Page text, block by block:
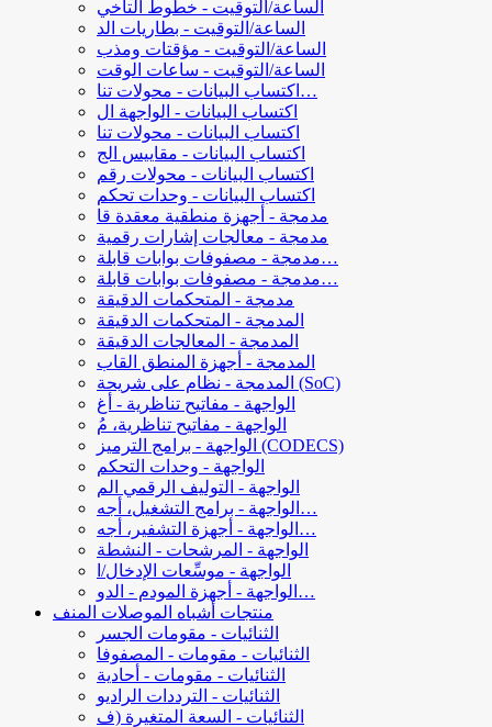
الساعة/التوقيت - خطوط التأخي
الساعة/التوقيت - بطاريات الد
الساعة/التوقيت - مؤقتات ومذب
الساعة/التوقيت - ساعات الوقت
اكتساب البيانات - محولات تنا…
اكتساب البيانات - الواجهة ال
اكتساب البيانات - محولات تنا
اكتساب البيانات - مقاييس الج
اكتساب البيانات - محولات رقم
اكتساب البيانات - وحدات تحكم
مدمجة - أجهزة منطقية معقدة قا
مدمجة - معالجات إشارات رقمية
مدمجة - مصفوفات بوابات قابلة…
مدمجة - مصفوفات بوابات قابلة…
مدمجة - المتحكمات الدقيقة
المدمجة - المتحكمات الدقيقة
المدمجة - المعالجات الدقيقة
المدمجة - أجهزة المنطق القاب
المدمجة - نظام على شريحة (SoC)
الواجهة - مفاتيح تناظرية - أغ
الواجهة - مفاتيح تناظرية، مُ
الواجهة - برامج الترميز (CODECS)
الواجهة - وحدات التحكم
الواجهة - التوليف الرقمي الم
الواجهة - برامج التشغيل، أجه…
الواجهة - أجهزة التشفير، أجه…
الواجهة - المرشحات - النشطة
الواجهة - موسِّعات الإدخال/ا
الواجهة - أجهزة المودم - الدو…
منتجات أشباه الموصلات المنف
الثنائيات - مقومات الجسر
الثنائيات - مقومات - المصفوفا
الثنائيات - مقومات - أحادية
الثنائيات - الترددات الراديو
الثنائيات - السعة المتغيرة (ف